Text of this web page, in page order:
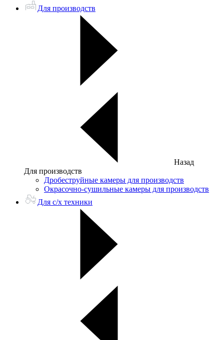
Для производств
Назад
Для производств
Дробеструйные камеры для производств
Окрасочно-сушильные камеры для производств
Для с/х техники